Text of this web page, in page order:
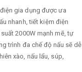
gia dụng được ưa
nhanh, tiết kiệm điện
2000W mạnh mẽ, tự
trình đa chế độ nấu sẽ dễ
xào, nấu lẩu, súp,